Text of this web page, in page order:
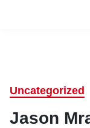
Uncategorized
Jason